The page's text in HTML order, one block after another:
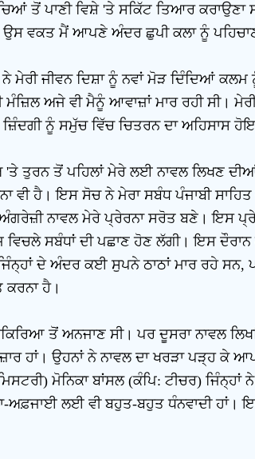
ਤੋਂ ਪਾਣੀ ਵਿਸ਼ੇ 'ਤੇ ਸਕਿੱਟ ਤਿਆਰ
ਵਕਤ ਮੈਂ ਆਪਣੇ ਅੰਦਰ ਛੁਪੀ ਕਲਾ ਨੂੰ ਪਹਿਚਾਣ
ਮੇਰੀ ਜੀਵਨ ਦਿਸ਼ਾ ਨੂੰ ਨਵਾਂ ਮੋੜ ਦਿੰਦਿਆਂ ਕਲਮ
ਮੰਜ਼ਿਲ ਅਜੇ ਵੀ ਮੈਨੂੰ ਆਵਾਜ਼ਾਂ ਮਾਰ ਰਹੀ
ਨੂੰ ਸਮੁੱਚ ਵਿੱਚ ਚਿਤਰਨ ਦਾ ਅਹਿਸਾਸ
ਤੁਰਨ ਤੋਂ ਪਹਿਲਾਂ ਮੇਰੇ ਲਈ ਨਾਵਲ ਲਿਖਣ ਦੀਆਂ
ਹੈ। ਇਸ ਸੋਚ ਨੇ ਮੇਰਾ ਸਬੰਧ ਪੰਜਾਬੀ
ਅੰਗਰੇਜ਼ੀ ਨਾਵਲ ਮੇਰੇ ਪ੍ਰੇਰਨਾ ਸਰੋਤ ਬਣੇ। ਇਸ
ਸਬੰਧਾਂ ਦੀ ਪਛਾਣ ਹੋਣ ਲੱਗੀ। ਇਸ ਦੌਰਾਨ
ਦੇ ਅੰਦਰ ਕਈ ਸੁਪਨੇ ਠਾਠਾਂ ਮਾਰ ਰਹੇ
ਹੈ।
ਤੋਂ ਅਨਜਾਣ ਸੀ। ਪਰ ਦੂਸਰਾ ਨਾਵਲ
ਹਾਂ। ਉਹਨਾਂ ਨੇ ਨਾਵਲ ਦਾ ਖਰੜਾ ਪੜ੍ਹ
ਮੋਨਿਕਾ ਬਾਂਸਲ (ਕੰਪਿ: ਟੀਚਰ)
ਅਫ਼ਜਾਈ ਲਈ ਵੀ ਬਹੁਤ-ਬਹੁਤ ਧੰਨਵਾਦੀ ਹਾਂ।